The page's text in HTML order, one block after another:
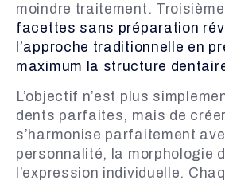
moindre traitement.
facettes sans préparation
l’approche traditionnelle en
maximum la structure
L’objectif n’est plus
dents parfaites, mais de
s’harmonise parfaitement
personnalité, la morphologie
l’expression individuelle.